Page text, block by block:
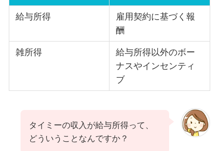
給与所得
雇用契約に基づく報
酬
雑所得
給与所得以外のボー
ナスやインセンティ
ブ
タイミーの収入が給与所得って、
どういうことなんですか？